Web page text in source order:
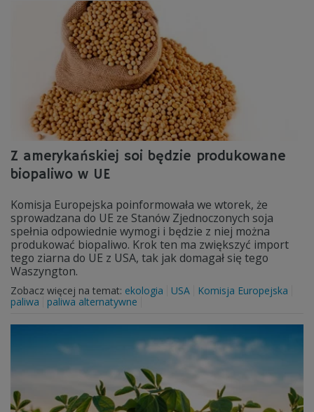
Z amerykańskiej soi będzie produkowane
biopaliwo w UE
Komisja Europejska poinformowała we wtorek, że
sprowadzana do UE ze Stanów Zjednoczonych soja
spełnia odpowiednie wymogi i będzie z niej można
produkować biopaliwo. Krok ten ma zwiększyć import
tego ziarna do UE z USA, tak jak domagał się tego
Waszyngton.
Zobacz więcej na temat: ekologia USA
Komisja Europejska
paliwa
paliwa alternatywne